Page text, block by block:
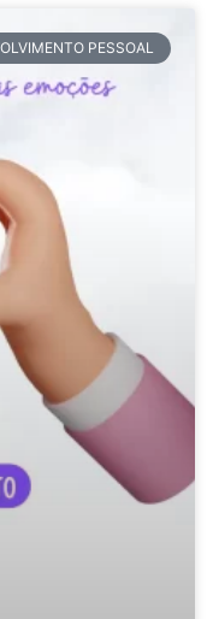
PESSOAL